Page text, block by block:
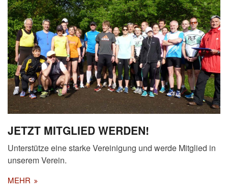
JETZT MITGLIED WERDEN!
Unterstütze eine starke Vereinigung und werde Mitglied in
unserem Verein.
MEHR